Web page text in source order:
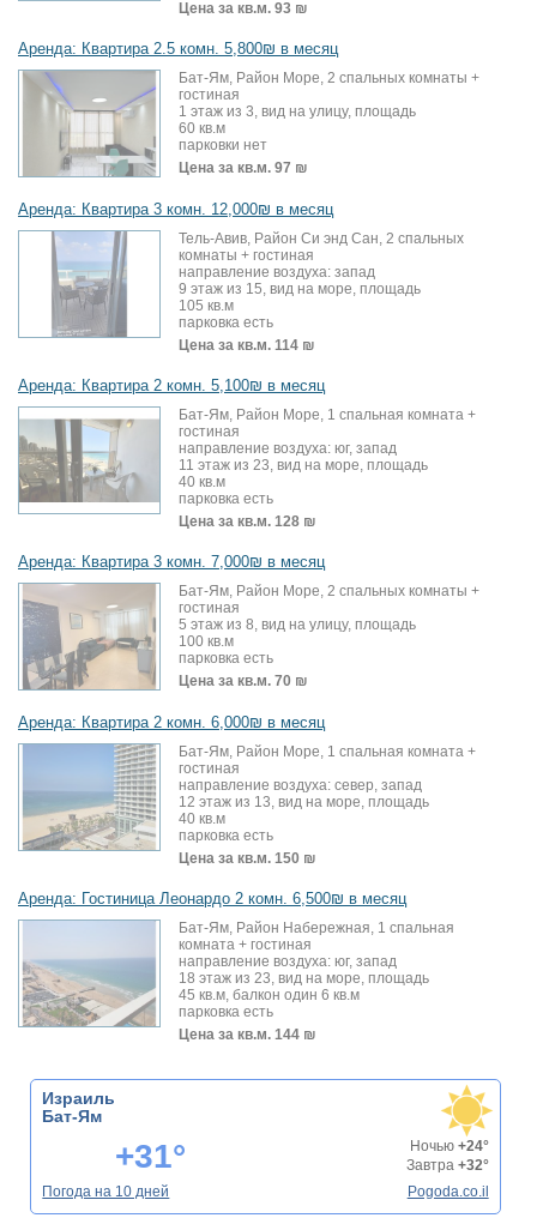
Цена за кв.м. 93 ₪
Аренда: Квартира 2.5 комн. 5,800₪ в месяц
Бат-Ям, Район Море, 2 спальных комнаты +
гостиная
1 этаж из 3, вид на улицу, площадь
60 кв.м
парковки нет
Цена за кв.м. 97 ₪
Аренда: Квартира 3 комн. 12,000₪ в месяц
Тель-Авив, Район Си энд Сан, 2 спальных
комнаты + гостиная
направление воздуха: запад
9 этаж из 15, вид на море, площадь
105 кв.м
парковка есть
Цена за кв.м. 114 ₪
Аренда: Квартира 2 комн. 5,100₪ в месяц
Бат-Ям, Район Море, 1 спальная комната +
гостиная
направление воздуха: юг, запад
11 этаж из 23, вид на море, площадь
40 кв.м
парковка есть
Цена за кв.м. 128 ₪
Аренда: Квартира 3 комн. 7,000₪ в месяц
Бат-Ям, Район Море, 2 спальных комнаты +
гостиная
5 этаж из 8, вид на улицу, площадь
100 кв.м
парковка есть
Цена за кв.м. 70 ₪
Аренда: Квартира 2 комн. 6,000₪ в месяц
Бат-Ям, Район Море, 1 спальная комната +
гостиная
направление воздуха: север, запад
12 этаж из 13, вид на море, площадь
40 кв.м
парковка есть
Цена за кв.м. 150 ₪
Аренда: Гостиница Леонардо 2 комн. 6,500₪ в месяц
Бат-Ям, Район Набережная, 1 спальная
комната + гостиная
направление воздуха: юг, запад
18 этаж из 23, вид на море, площадь
45 кв.м, балкон один 6 кв.м
парковка есть
Цена за кв.м. 144 ₪
Израиль
Бат-Ям
+31° Ночью +24°
Завтра +32°
Погода на 10 дней
Pogoda.co.il